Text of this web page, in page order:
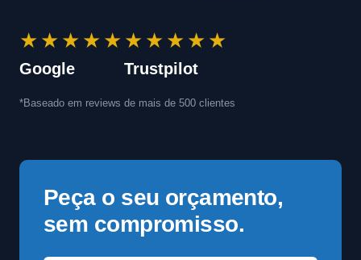
★★★★★
Google
★★★★★
Trustpilot
*Baseado em reviews de mais de 500 clientes
Peça o seu orçamento,
sem compromisso.